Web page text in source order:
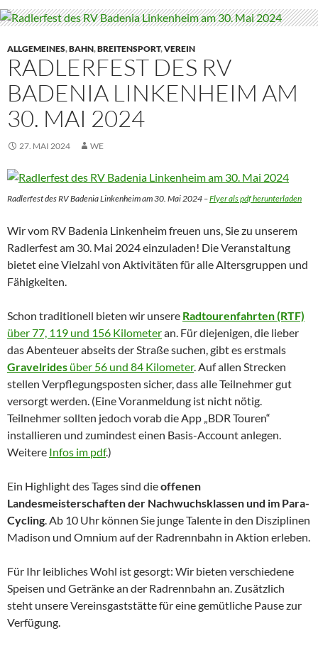
ALLGEMEINES,BAHN,BREITENSPORT,VEREIN
RADLERFEST DES RV
BADENIA LINKENHEIM AM
30. MAI 2024
27. MAI 2024 WE
Radlerfest des RV Badenia Linkenheim am 30. Mai 2024 –Flyer als pdf herunterladen
Wir vom RV Badenia Linkenheim freuen uns, Sie zu unserem
Radlerfest am 30. Mai 2024 einzuladen! Die Veranstaltung
bietet eine Vielzahl von Aktivitäten für alle Altersgruppen und
Fähigkeiten.
Schon traditionell bieten wir unsere Radtourenfahrten (RTF)
über 77, 119 und 156 Kilometeran. Für diejenigen, die lieber
das Abenteuer abseits der Straße suchen, gibt es erstmals
Gravelrides über 56 und 84 Kilometer. Auf allen Strecken
stellen Verpflegungsposten sicher, dass alle Teilnehmer gut
versorgt werden. (Eine Voranmeldung ist nicht nötig.
Teilnehmer sollten jedoch vorab die App „BDR Touren“
installieren und zumindest einen Basis-Account anlegen.
Weitere Infos im pdf.)
Ein Highlight des Tages sind dieoffenen
Landesmeisterschaften der Nachwuchsklassen und im Para-
Cycling . Ab 10 Uhr können Sie junge Talente in den Disziplinen
Madison und Omnium auf der Radrennbahn in Aktion erleben.
Für Ihr leibliches Wohl ist gesorgt: Wir bieten verschiedene
Speisen und Getränke an der Radrennbahn an. Zusätzlich
steht unsere Vereinsgaststätte für eine gemütliche Pause zur
Verfügung.